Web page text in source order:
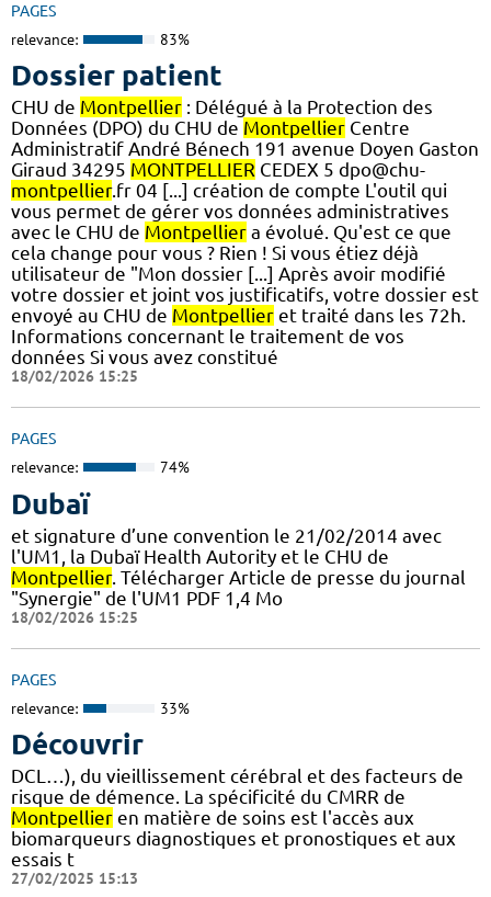
PAGES
relevance: 83%
Dossier patient
CHU de Montpellier : Délégué à la Protection des
Données (DPO) du CHU de Montpellier Centre
Administratif André Bénech 191 avenue Doyen Gaston
Giraud 34295 MONTPELLIER CEDEX 5 dpo@chu-
montpellier.fr 04 [...] création de compte L'outil qui
vous permet de gérer vos données administratives
avec le CHU de Montpellier a évolué. Qu'est ce que
cela change pour vous ? Rien ! Si vous étiez déjà
utilisateur de "Mon dossier [...] Après avoir modifié
votre dossier et joint vos justificatifs, votre dossier est
envoyé au CHU de Montpellier et traité dans les 72h.
Informations concernant le traitement de vos
données Si vous avez constitué
18/02/2026 15:25
PAGES
relevance: 74%
Dubaï
et signature d’une convention le 21/02/2014 avec
l'UM1, la Dubaï Health Autority et le CHU de
Montpellier. Télécharger Article de presse du journal
"Synergie" de l'UM1 PDF 1,4 Mo
18/02/2026 15:25
PAGES
relevance: 33%
Découvrir
DCL…), du vieillissement cérébral et des facteurs de
risque de démence. La spécificité du CMRR de
Montpellier en matière de soins est l'accès aux
biomarqueurs diagnostiques et pronostiques et aux
essais t
27/02/2025 15:13